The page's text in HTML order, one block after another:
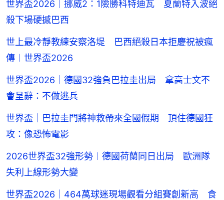
世界盃2026｜挪威2：1險勝科特迪瓦 夏蘭特入波絕
殺下場硬撼巴西
世上最冷靜教練安察洛堤 巴西絕殺日本拒慶祝被瘋
傳︱世界盃2026
世界盃2026｜德國32強負巴拉圭出局 拿高士文不
會呈辭：不做逃兵
世界盃｜巴拉圭門將神救帶來全國假期 頂住德國狂
攻：像恐怖電影
2026世界盃32強形勢︱德國荷蘭同日出局 歐洲隊
失利上線形勢大變
世界盃2026｜464萬球迷現場觀看分組賽創新高 食